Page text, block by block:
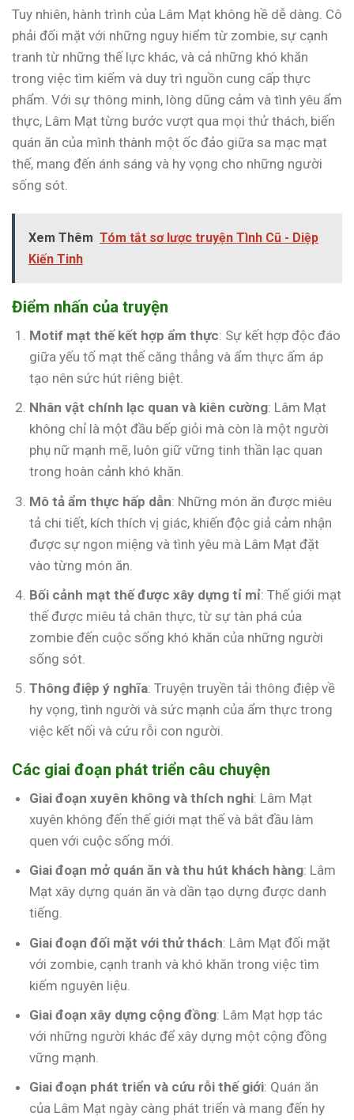
Tuy nhiên, hành trình của Lâm Mạt không hề dễ dàng. Cô
phải đối mặt với những nguy hiểm từ zombie, sự cạnh
tranh từ những thế lực khác, và cả những khó khăn
trong việc tìm kiếm và duy trì nguồn cung cấp thực
phẩm. Với sự thông minh, lòng dũng cảm và tình yêu ẩm
thực, Lâm Mạt từng bước vượt qua mọi thử thách, biến
quán ăn của mình thành một ốc đảo giữa sa mạc mạt
thế, mang đến ánh sáng và hy vọng cho những người
sống sót.
Xem Thêm Tóm tắt sơ lược truyện Tình Cũ - Diệp
Kiến Tinh
Điểm nhấn của truyện
Motif mạt thế kết hợp ẩm thực: Sự kết hợp độc đáo
giữa yếu tố mạt thế căng thẳng và ẩm thực ấm áp
tạo nên sức hút riêng biệt.
Nhân vật chính lạc quan và kiên cường: Lâm Mạt
không chỉ là một đầu bếp giỏi mà còn là một người
phụ nữ mạnh mẽ, luôn giữ vững tinh thần lạc quan
trong hoàn cảnh khó khăn.
Mô tả ẩm thực hấp dẫn: Những món ăn được miêu
tả chi tiết, kích thích vị giác, khiến độc giả cảm nhận
được sự ngon miệng và tình yêu mà Lâm Mạt đặt
vào từng món ăn.
Bối cảnh mạt thế được xây dựng tỉ mỉ: Thế giới mạt
thế được miêu tả chân thực, từ sự tàn phá của
zombie đến cuộc sống khó khăn của những người
sống sót.
Thông điệp ý nghĩa: Truyện truyền tải thông điệp về
hy vọng, tình người và sức mạnh của ẩm thực trong
việc kết nối và cứu rỗi con người.
Các giai đoạn phát triển câu chuyện
Giai đoạn xuyên không và thích nghi: Lâm Mạt
xuyên không đến thế giới mạt thế và bắt đầu làm
quen với cuộc sống mới.
Giai đoạn mở quán ăn và thu hút khách hàng: Lâm
Mạt xây dựng quán ăn và dần tạo dựng được danh
tiếng.
Giai đoạn đối mặt với thử thách: Lâm Mạt đối mặt
với zombie, cạnh tranh và khó khăn trong việc tìm
kiếm nguyên liệu.
Giai đoạn xây dựng cộng đồng: Lâm Mạt hợp tác
với những người khác để xây dựng một cộng đồng
vững mạnh.
Giai đoạn phát triển và cứu rỗi thế giới: Quán ăn
của Lâm Mạt ngày càng phát triển và mang đến hy